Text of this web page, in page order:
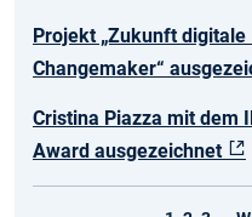
Projekt „Zukunft
Changemaker“
Cristina Piazza mit dem
Award ausgezeichnet